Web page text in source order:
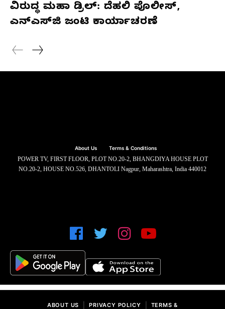
ವಿರುದ್ಧ ಮಹಾ ಡ್ರಿಲ್: ದೆಹಲಿ ಪೊಲೀಸ್,
ಎನ್‌ಎಸ್‌ಜಿ ಜಂಟಿ ಕಾರ್ಯಾಚರಣೆ
About Us Terms & Conditions
POWER TV, FIRST FLOOR, PLOT NO.20-2, BHANGDIYA HOUSE PLOT
NO.20-2, HOUSE NO.526, DHANTOLI Nagpur, Maharashtra, India 440012
ABOUT US PRIVACY POLICY TERMS &